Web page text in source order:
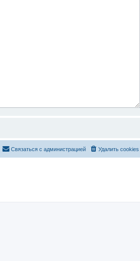
Удалить cookies
Связаться с администрацией